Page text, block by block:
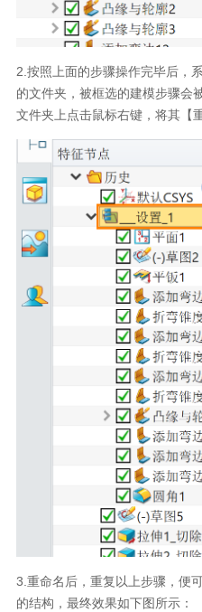
2.按照上面的步骤操作完毕后，
的文件夹，被框选的建模步骤会
文件夹上点击鼠标右键，将其【
3.重命名后，重复以上步骤，便
的结构，最终效果如下图所示：